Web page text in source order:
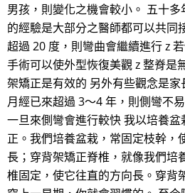
男孩，則變化之機會較小。 五十
的經驗是大部分之醫師都可以共同
超過 20 度，則彎曲會繼續進行 z
手術可以使外型恢復美觀 z 整脊是
架矯正是有效的 另外有些觀念是
月經已來超過 3～4 年，則側彎不
一旦來側彎會進行較快 我以培養
正。我們培養盆栽，常固定枝幹，
長；穿背架矯正脊椎，就像我們培
椎固定，使它往直的方向長。穿背